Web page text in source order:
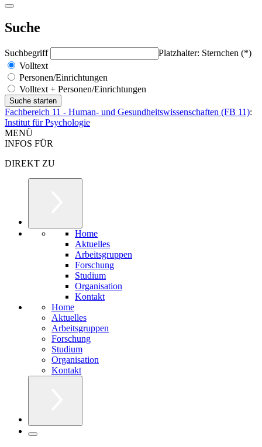
Suche
Suchbegriff
Platzhalter: Sternchen (*)
Volltext
Personen/Einrichtungen
Volltext + Personen/Einrichtungen
Fachbereich 11 - Human- und Gesundheitswissenschaften (FB 11):
Institut für Psychologie
MENÜ
INFOS FÜR
DIREKT ZU
Home
Aktuelles
Arbeitsgruppen
Forschung
Studium
Organisation
Kontakt
Home
Aktuelles
Arbeitsgruppen
Forschung
Studium
Organisation
Kontakt